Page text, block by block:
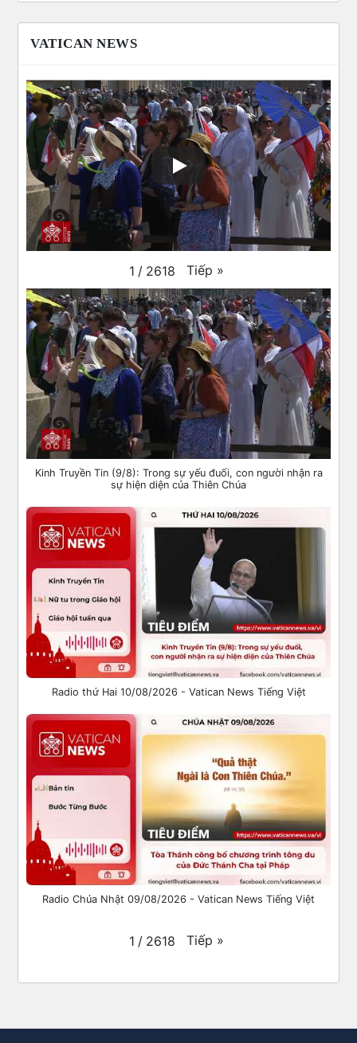
VATICAN NEWS
1 / 2618 Tiếp »
Kinh Truyền Tin (9/8): Trong sự yếu đuối, con người nhận ra
sự hiện diện của Thiên Chúa
Radio thứ Hai 10/08/2026 - Vatican News Tiếng Việt
Radio Chúa Nhật 09/08/2026 - Vatican News Tiếng Việt
1 / 2618 Tiếp »